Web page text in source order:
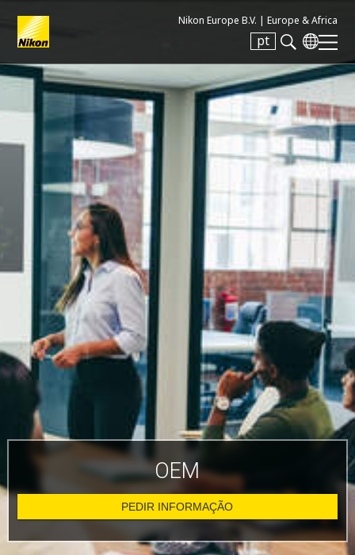
Nikon Europe B.V. | Europe & Africa
pt
Search keyword(s)
OEM
PEDIR INFORMAÇÃO